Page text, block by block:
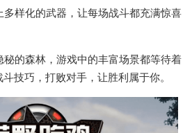
多样化的武器，让每场战斗都充满惊喜
的森林，游戏中的丰富场景都等待着
技巧，打败对手，让胜利属于你。